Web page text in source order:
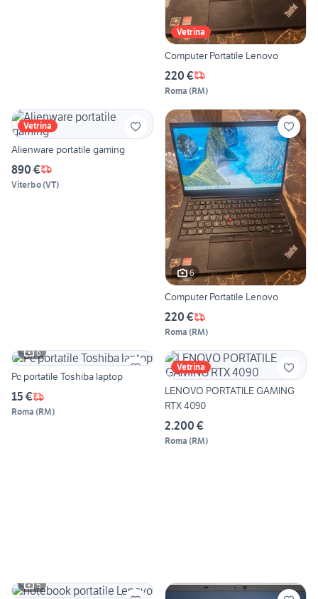
Vetrina
Computer Portatile Lenovo
220 €
Roma (RM)
Vetrina
Alienware portatile gaming
890 €
Viterbo(VT)
6
Computer Portatile Lenovo
220 €
Roma (RM)
6
Pc portatile Toshiba laptop
15 €
Roma (RM)
Vetrina
LENOVO PORTATILE GAMING
RTX 4090
2.200 €
Roma (RM)
5